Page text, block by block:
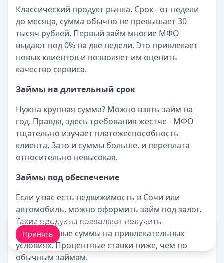
Классический продукт рынка. Срок - от недели
до месяца, сумма обычно не превышает 30
тысяч рублей. Первый займ многие МФО
выдают под 0% на две недели. Это привлекает
новых клиентов и позволяет им оценить
качество сервиса.
Займы на длительный срок
Нужна крупная сумма? Можно взять займ на
год. Правда, здесь требования жестче - МФО
тщательно изучает платежеспособность
клиента. Зато и суммы больше, и переплата
относительно невысокая.
Займы под обеспечение
Если у вас есть недвижимость в Сочи или
автомобиль, можно оформить займ под залог.
Такие продукты позволяют получить
значительные суммы на привлекательных
условиях. Процентные ставки ниже, чем по
обычным займам.
Мы обрабатываем ваши cookie-файлы.
Принять